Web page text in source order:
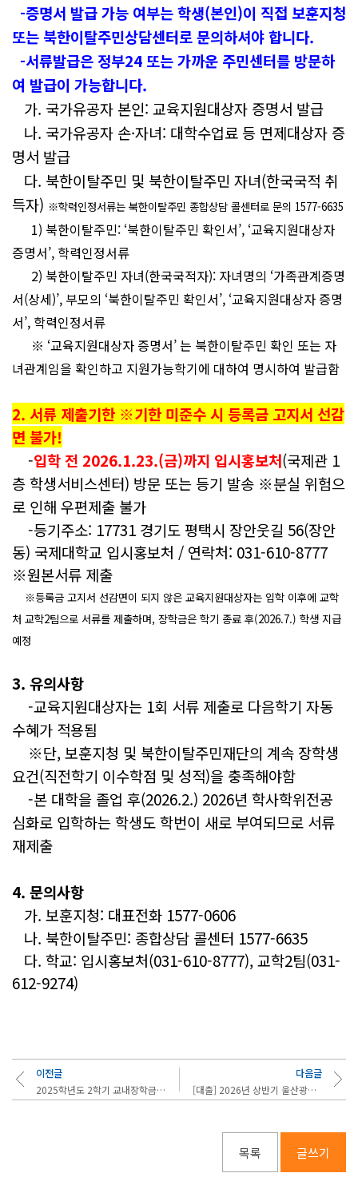
-증명서 발급 가능 여부는 학생(본인)이 직접 보훈지청
또는 북한이탈주민상담센터로 문의하셔야 합니다.
-서류발급은 정부24 또는 가까운 주민센터를 방문하
여 발급이 가능합니다.
가. 국가유공자 본인: 교육지원대상자 증명서 발급
나. 국가유공자 손·자녀: 대학수업료 등 면제대상자 증
명서 발급
다. 북한이탈주민 및 북한이탈주민 자녀(한국국적 취
득자) ※학력인정서류는 북한이탈주민 종합상담 콜센터로 문의 1577-6635
1) 북한이탈주민: ‘북한이탈주민 확인서’, ‘교육지원대상자
증명서’, 학력인정서류
2) 북한이탈주민 자녀(한국국적자): 자녀명의 ‘가족관계증명
서(상세)’, 부모의 ‘북한이탈주민 확인서’, ‘교육지원대상자 증명
서’, 학력인정서류
※ ‘교육지원대상자 증명서’ 는 북한이탈주민 확인 또는 자
녀관계임을 확인하고 지원가능학기에 대하여 명시하여 발급함
2. 서류 제출기한 ※기한 미준수 시 등록금 고지서 선감
면 불가!
-입학 전 2026.1.23.(금)까지 입시홍보처(국제관 1
층 학생서비스센터) 방문 또는 등기 발송 ※분실 위험으
로 인해 우편제출 불가
-등기주소: 17731 경기도 평택시 장안웃길 56(장안
동) 국제대학교 입시홍보처 / 연락처: 031-610-8777
※원본서류 제출
※등록금 고지서 선감면이 되지 않은 교육지원대상자는 입학 이후에 교학
처 교학2팀으로 서류를 제출하며, 장학금은 학기 종료 후(2026.7.) 학생 지급
예정
3. 유의사항
-교육지원대상자는 1회 서류 제출로 다음학기 자동
수혜가 적용됨
※단, 보훈지청 및 북한이탈주민재단의 계속 장학생
요건(직전학기 이수학점 및 성적)을 충족해야함
-본 대학을 졸업 후(2026.2.) 2026년 학사학위전공
심화로 입학하는 학생도 학번이 새로 부여되므로 서류
재제출
4. 문의사항
가. 보훈지청: 대표전화 1577-0606
나. 북한이탈주민: 종합상담 콜센터 1577-6635
다. 학교: 입시홍보처(031-610-8777), 교학2팀(031-
612-9274)
이전글
2025학년도 2학기 교내장학금(4차) 신청안내
다음글
[대출] 2026년 상반기 울산광역시 대학생 학자금대출 이자지원 사업 안내
목록 글쓰기